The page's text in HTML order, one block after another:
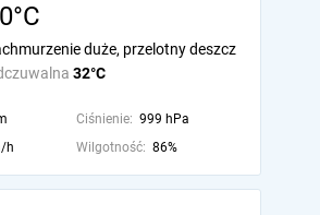
32°C
duże, przelotny deszcz
Ciśnienie: 999 hPa
h Wilgotność: 86%